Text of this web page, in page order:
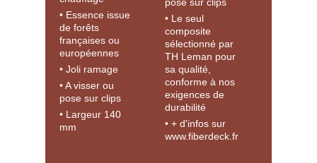
Essence issue
de forêts
françaises ou
européennes
Joli ramage
A visser ou
pose sur clips
Largeur 140
mm
Le seul
composite
sélectionné par
TH Leman pour
sa qualité,
conforme à nos
exigences de
durabilité
+ d'infos sur
www.fiberdeck.fr